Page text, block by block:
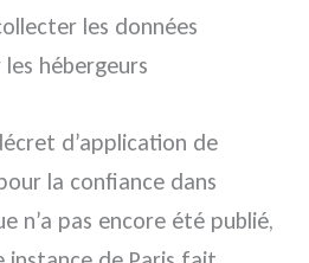
les données
hébergeurs
d’application de
la confiance dans
n’a pas encore été publié,